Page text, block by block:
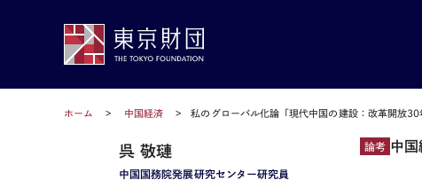
ホーム 中国経済 私のグローバル化論「現代中国の建設：改革開放30
論考 中国
中国国務院発展研究センター研究員
呉 敬璉